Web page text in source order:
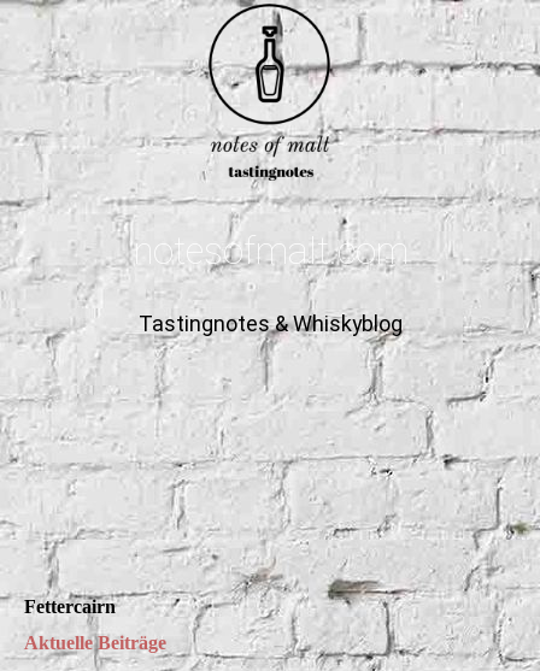
notesofmalt.com
Tastingnotes & Whiskyblog
Fettercairn
Aktuelle Beiträge